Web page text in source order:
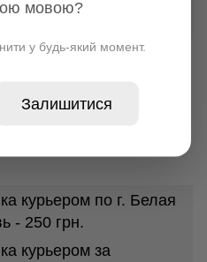
от 100 грн.
Украине, срок
1-7 дней. Стоимость
в зависимости от
курьером по г. Белая
- 250 грн.
курьером за
мовою?
у будь-який момент.
Залишитися